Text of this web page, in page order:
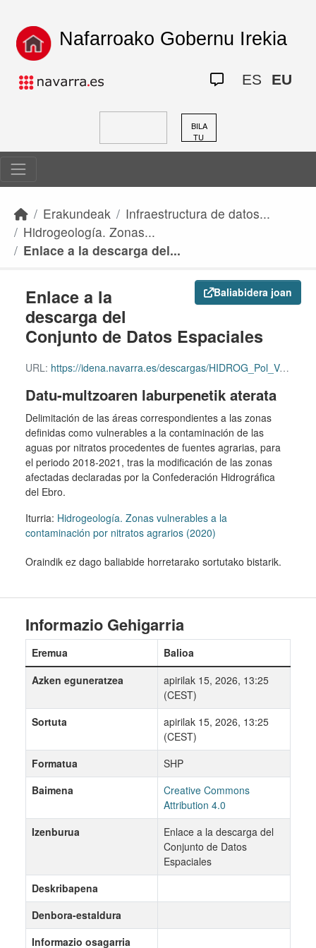
Nafarroako Gobernu Irekia
ES EU
BILA
TU
Erakundeak
Infraestructura de datos...
Hidrogeología. Zonas...
Enlace a la descarga del...
Baliabidera joan
Enlace a la
descarga del
Conjunto de Datos Espaciales
URL: https://idena.navarra.es/descargas/HIDROG_Pol_VulneNitra_VE2020.zip
Datu-multzoaren laburpenetik aterata
Delimitación de las áreas correspondientes a las zonas
definidas como vulnerables a la contaminación de las
aguas por nitratos procedentes de fuentes agrarias, para
el periodo 2018-2021, tras la modificación de las zonas
afectadas declaradas por la Confederación Hidrográfica
del Ebro.
Iturria: Hidrogeología. Zonas vulnerables a la
contaminación por nitratos agrarios (2020)
Oraindik ez dago baliabide horretarako sortutako bistarik.
Informazio Gehigarria
Eremua
Balioa
Azken eguneratzea
apirilak 15, 2026, 13:25
(CEST)
Sortuta
apirilak 15, 2026, 13:25
(CEST)
Formatua
SHP
Baimena
Creative Commons
Attribution 4.0
Izenburua
Enlace a la descarga del
Conjunto de Datos
Espaciales
Deskribapena
Denbora-estaldura
Informazio osagarria